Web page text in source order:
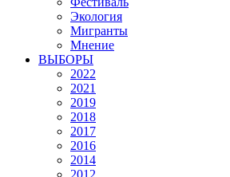
Экология
Мигранты
Мнение
ВЫБОРЫ
2022
2021
2019
2018
2017
2016
2014
2012